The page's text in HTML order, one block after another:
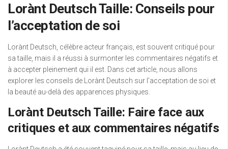
Lorànt Deutsch Taille: Conseils pour
l’acceptation de soi
Lorànt Deutsch, célèbre acteur français, est souvent critiqué pour
sa taille, mais il a réussi à surmonter les commentaires négatifs et
à accepter pleinement qui il est. Dans cet article, nous allons
explorer les conseils de Lorànt Deutsch sur l’acceptation de soi et
la beauté au-delà des apparences physiques.
Lorànt Deutsch Taille: Faire face aux
critiques et aux commentaires négatifs